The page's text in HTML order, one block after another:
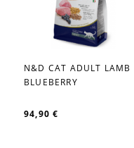
favorite_border
N&D CAT ADULT LAMB
BLUEBERRY
94,90 €